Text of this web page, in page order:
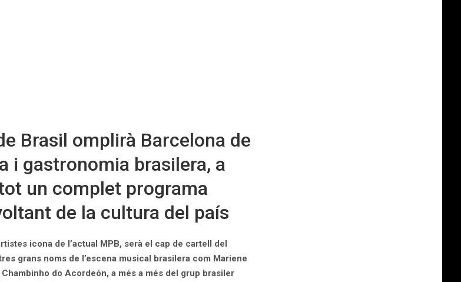
Brasil omplirà Barcelona de
i gastronomia brasilera, a
un complet programa
de la cultura del país
icona de l’actual MPB, serà el cap de cartell del
grans noms de l’escena musical brasilera com Mariene
do Acordeón, a més a més del grup brasiler